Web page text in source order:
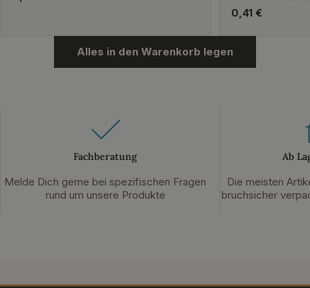
Regulärer
0,41 €
Alles in den Warenkorb legen
Fachberatung
Melde Dich gerne bei spezifischen Fragen
rund um unsere Produkte
Ab
Die meisten
bruchsicher